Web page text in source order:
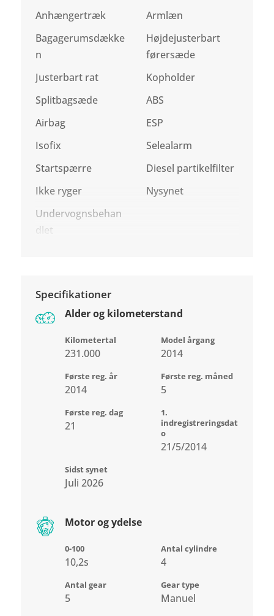
Anhængertræk
Armlæn
Bagagerumsdække
n
Højdejusterbart
førersæde
Justerbart rat
Kopholder
Splitbagsæde
ABS
Airbag
ESP
Isofix
Selealarm
Startspærre
Diesel partikelfilter
Ikke ryger
Nysynet
Undervognsbehan
dlet
Specifikationer
Alder og kilometerstand
Kilometertal
231.000
Model årgang
2014
Første reg. år
2014
Første reg. måned
5
Første reg. dag
21
1.
indregistreringsdat
o
21/5/2014
Sidst synet
Juli 2026
Motor og ydelse
0-100
10,2s
Antal cylindre
4
Antal gear
5
Gear type
Manuel